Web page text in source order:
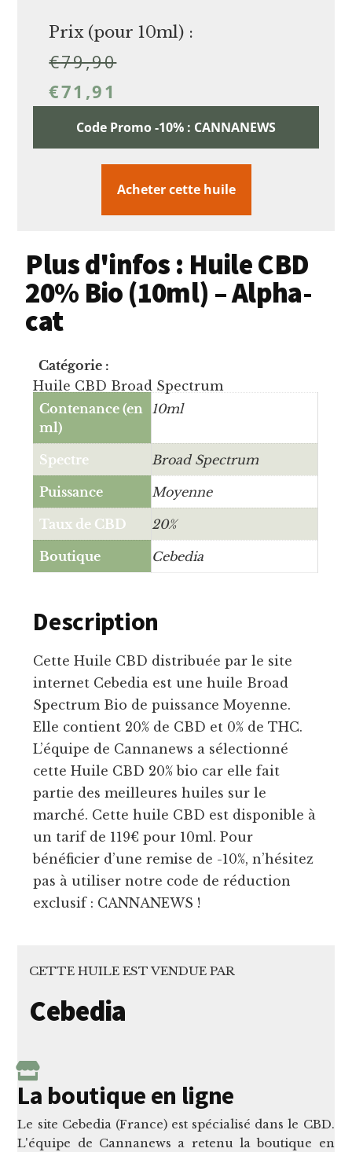
Prix (pour 10ml) :
€79,90
€71,91
Code Promo -10% : CANNANEWS
Acheter cette huile
Plus d'infos : Huile CBD
20% Bio (10ml) – Alpha-
cat
Catégorie :
Huile CBD Broad Spectrum
Contenance (en
ml)
10ml
Spectre Broad Spectrum
Puissance Moyenne
Taux de CBD 20%
Boutique Cebedia
Description
Cette Huile CBD distribuée par le site
internet Cebedia est une huile Broad
Spectrum Bio de puissance Moyenne.
Elle contient 20% de CBD et 0% de THC.
L’équipe de Cannanews a sélectionné
cette Huile CBD 20% bio car elle fait
partie des meilleures huiles sur le
marché. Cette huile CBD est disponible à
un tarif de 119€ pour 10ml. Pour
bénéficier d’une remise de -10%, n’hésitez
pas à utiliser notre code de réduction
exclusif : CANNANEWS !
CETTE HUILE EST VENDUE PAR
Cebedia
La boutique en ligne
Le site Cebedia (France) est spécialisé dans le CBD.
L'équipe de Cannanews a retenu la boutique en